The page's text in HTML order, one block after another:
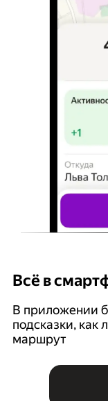
Всё в
В приложении
подсказки, как
маршрут